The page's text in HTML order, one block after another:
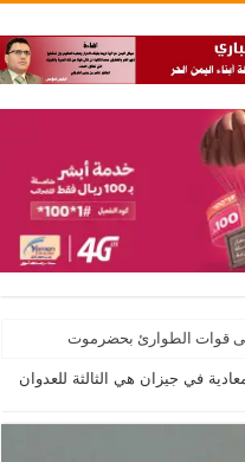
قوات الطوارئ بحضرموت
في جيزان هي الثالثة للعدوان